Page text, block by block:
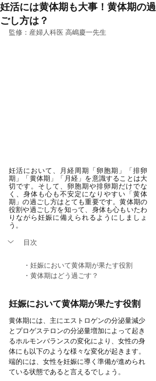
妊活には黄体期も大事！黄体期の過
ごし方は？
監修：産婦人科医 高嶋慶一先生
妊活において、月経周期「卵胞期」「排卵
期」「黄体期」「月経」を意識することは大
切です。そして、卵胞期や排卵期だけでな
く、身体も心も不安定になりやすい「黄体
期」の過ごし方はとても重要です。黄体期の
役割や過ごし方を知って、身体も心もいたわ
りながら妊娠に備えられるようにしましょ
う。
目次
・妊娠において黄体期が果たす役割
・黄体期はどう過ごす？
妊娠において黄体期が果たす役割
黄体期には、主にエストロゲンの分泌量減少
とプロゲステロンの分泌量増加によって起き
るホルモンバランスの変化により、女性の身
体にも以下のような様々な変化が起きます。
端的には、女性を妊娠に導く準備が進められ
ている状態であると言えるでしょう。